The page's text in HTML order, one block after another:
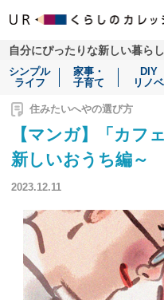
自分にぴったりな新しい暮ら
シンプル
ライフ
家事・
子育て
DIY
リノベ
住みたいへやの選び方
【マンガ】「カフ
新しいおうち編～
2023.12.11